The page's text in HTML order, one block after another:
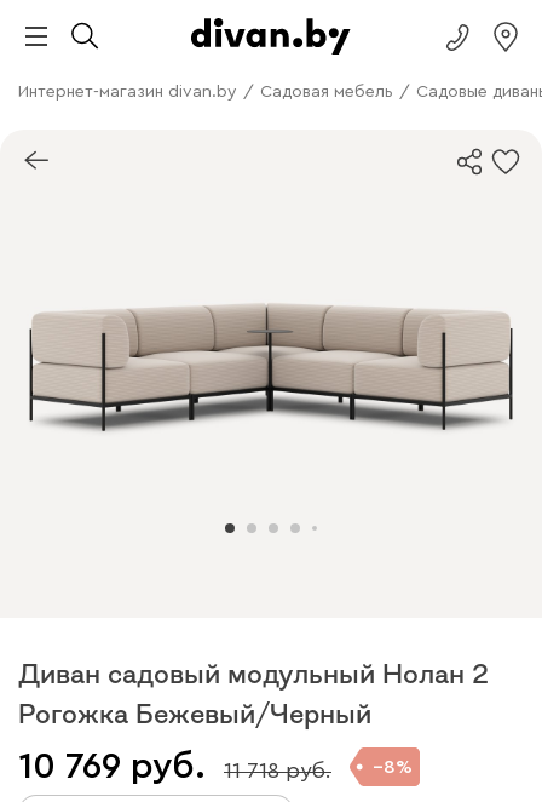
Интернет-магазин divan.by / Садовая мебель / Садовые
Диван садовый модульный Нолан 2
Рогожка Бежевый/Черный
10 769 11 718 8